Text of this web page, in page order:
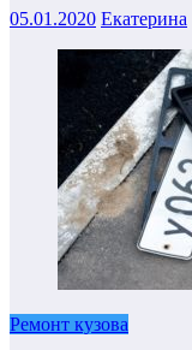
05.01.2020 Екатерина
Ремонт кузова